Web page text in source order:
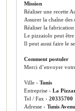
Mission
Réaliser une recette
Assurer la chaîne
Réaliser la
Le pizzaiolo peut
Il peut aussi faire le
Comment postuler
Merci d’envoyer
Ville ›Tunis
Entreprise ›La
Tel / Fax ›20335700
Adresse ›Tunis